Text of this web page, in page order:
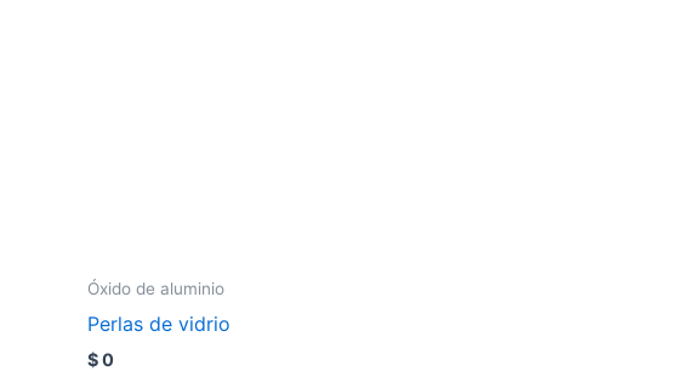
Óxido de aluminio
Perlas de vidrio
$0